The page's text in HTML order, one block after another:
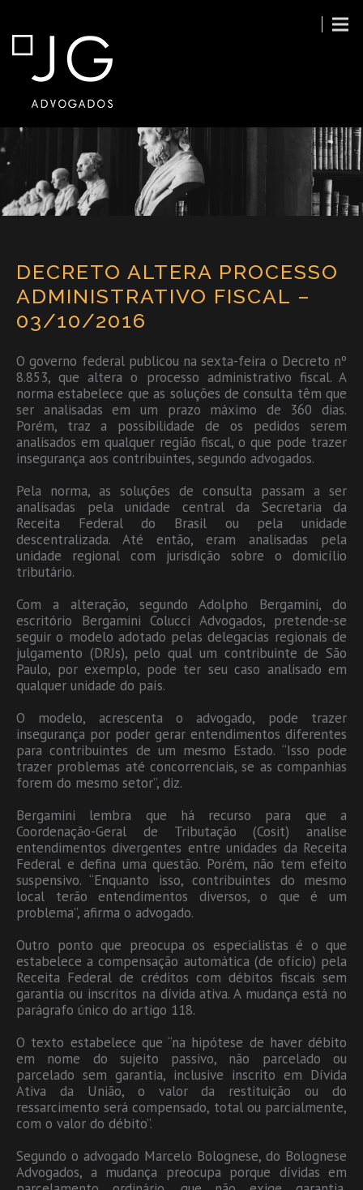
DECRETO ALTERA PROCESSO
ADMINISTRATIVO FISCAL –
03/10/2016
O governo federal publicou na sexta-feira o Decreto nº
8.853, que altera o processo administrativo fiscal. A
norma estabelece que as soluções de consulta têm que
ser analisadas em um prazo máximo de 360 dias.
Porém, traz a possibilidade de os pedidos serem
analisados em qualquer região fiscal, o que pode trazer
insegurança aos contribuintes, segundo advogados.
Pela norma, as soluções de consulta passam a ser
analisadas pela unidade central da Secretaria da
Receita Federal do Brasil ou pela unidade
descentralizada. Até então, eram analisadas pela
unidade regional com jurisdição sobre o domicílio
tributário.
Com a alteração, segundo Adolpho Bergamini, do
escritório Bergamini Colucci Advogados, pretende-se
seguir o modelo adotado pelas delegacias regionais de
julgamento (DRJs), pelo qual um contribuinte de São
Paulo, por exemplo, pode ter seu caso analisado em
qualquer unidade do país.
O modelo, acrescenta o advogado, pode trazer
insegurança por poder gerar entendimentos diferentes
para contribuintes de um mesmo Estado. “Isso pode
trazer problemas até concorrenciais, se as companhias
forem do mesmo setor”, diz.
Bergamini lembra que há recurso para que a
Coordenação-Geral de Tributação (Cosit) analise
entendimentos divergentes entre unidades da Receita
Federal e defina uma questão. Porém, não tem efeito
suspensivo. “Enquanto isso, contribuintes do mesmo
local terão entendimentos diversos, o que é um
problema”, afirma o advogado.
Outro ponto que preocupa os especialistas é o que
estabelece a compensação automática (de ofício) pela
Receita Federal de créditos com débitos fiscais sem
garantia ou inscritos na dívida ativa. A mudança está no
parágrafo único do artigo 118.
O texto estabelece que “na hipótese de haver débito
em nome do sujeito passivo, não parcelado ou
parcelado sem garantia, inclusive inscrito em Dívida
Ativa da União, o valor da restituição ou do
ressarcimento será compensado, total ou parcialmente,
com o valor do débito”.
Segundo o advogado Marcelo Bolognese, do Bolognese
Advogados, a mudança preocupa porque dívidas em